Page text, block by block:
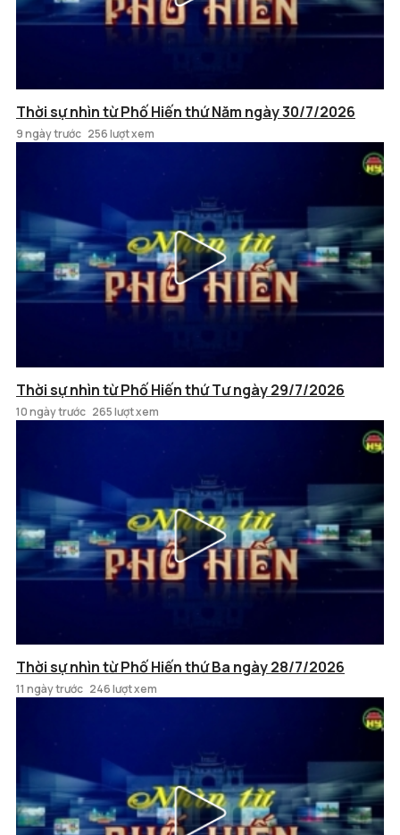
Thời sự nhìn từ Phố Hiến thứ Năm ngày 30/7/2026
9 ngày trước 256 lượt xem
Thời sự nhìn từ Phố Hiến thứ Tư ngày 29/7/2026
10 ngày trước 265 lượt xem
Thời sự nhìn từ Phố Hiến thứ Ba ngày 28/7/2026
11 ngày trước 246 lượt xem